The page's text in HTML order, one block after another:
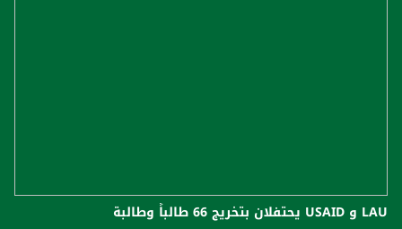
LAU و USAID يحتفلان بتخريج 66 طالباً وطالبة